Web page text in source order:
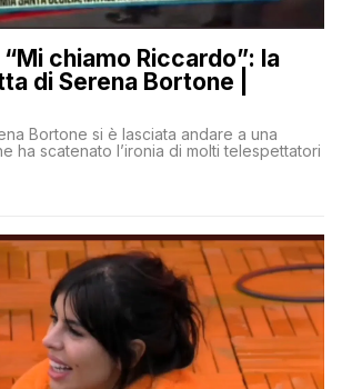
chiamo Riccardo”: la
di Serena Bortone |
Bortone si è lasciata andare a una
ha scatenato l’ironia di molti telespettatori